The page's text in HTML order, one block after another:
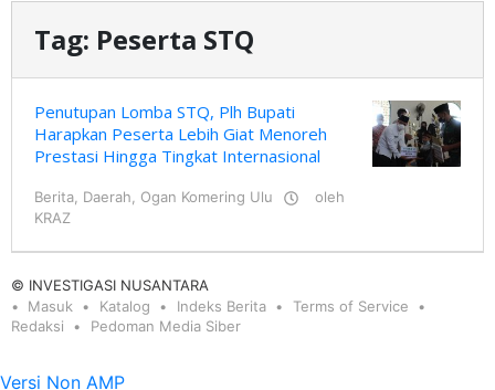
Tag: Peserta STQ
Penutupan Lomba STQ, Plh Bupati
Harapkan Peserta Lebih Giat Menoreh
Prestasi Hingga Tingkat Internasional
Berita Daerah Ogan Komering Ulu
oleh
KRAZ
© INVESTIGASI NUSANTARA
Masuk
Katalog Indeks Berita
Terms of Service
Redaksi
Pedoman Media Siber
Versi Non AMP